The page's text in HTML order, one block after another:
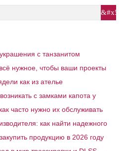
с танзанитом
нужное, чтобы ваши проекты
как из ателье
с замками капота у
часто нужно их обслуживать
как найти надежного
продукцию в 2026 году